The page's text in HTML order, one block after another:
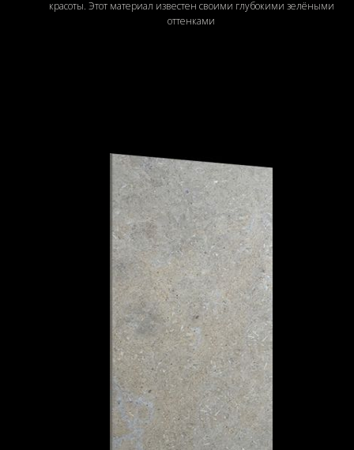
красоты. Этот материал известен своими глубокими зелёными
оттенками